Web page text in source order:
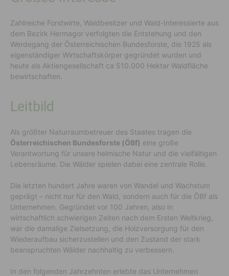
Zahlreiche Forstwirte, Waldbesitzer und Wald-Interessierte aus
dem Bezirk Hermagor verfolgten die Entstehung und den
Werdegang der Österreichischen Bundesforste, die 1925 als
eigenständiger Wirtschaftskörper gegründet wurden und
heute als Aktiengesellschaft ca 510.000 Hektar Waldfläche
bewirtschaften.
Leitbild
Als größter Naturraumbetreuer des Staates tragen die
Österreichischen Bundesforste (ÖBf) eine große
Verantwortung für unsere heimische Natur und die vielfältigen
Lebensräume. Die Wälder spielen dabei eine zentrale Rolle.
Die letzten hundert Jahre waren von Wandel und Wachstum
geprägt – nicht nur für den Wald, sondern auch für die ÖBf als
Unternehmen. Gegründet vor 100 Jahren, also in
wirtschaftlich schwierigen Zeiten nach dem Ersten Weltkrieg,
war die damalige Zielsetzung, die Holzversorgung für den
Wiederaufbau sicherzustellen und den Zustand der stark
beanspruchten Wälder nachhaltig zu verbessern.
In den folgenden Jahrzehnten erlebte das Unternehmen